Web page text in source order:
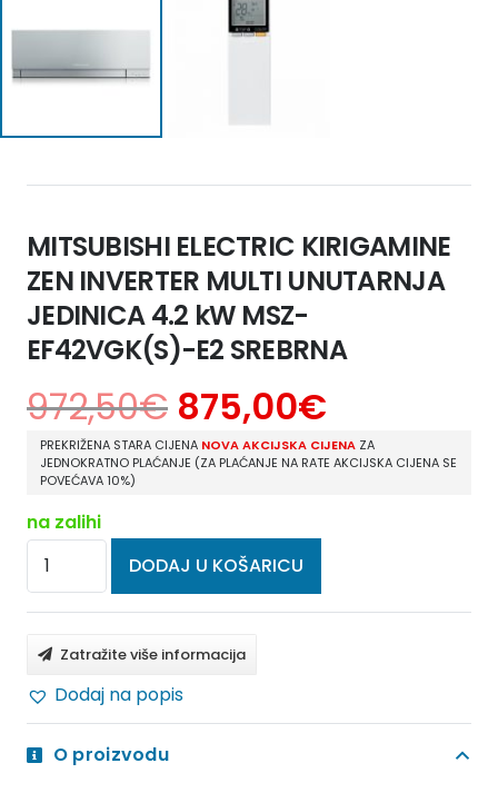
MITSUBISHI ELECTRIC KIRIGAMINE
ZEN INVERTER MULTI UNUTARNJA
JEDINICA 4.2 kW MSZ-
EF42VGK(S)-E2 SREBRNA
972,50€ 875,00€
PREKRIŽENA STARA CIJENA NOVA AKCIJSKA CIJENA ZA
JEDNOKRATNO PLAĆANJE (ZA PLAĆANJE NA RATE AKCIJSKA CIJENA SE
POVEĆAVA 10%)
na zalihi
MITSUBISHI
ELECTRIC
KIRIGAMINE
ZEN
MULTI
UNUTARNJA
JEDINICA
DODAJ U KOŠARICU
Zatražite više informacija
Dodaj na popis
O proizvodu